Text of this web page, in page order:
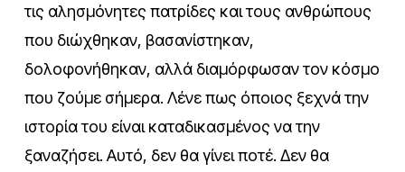
τις αλησμόνητες πατρίδες και τους ανθρώπους
που διώχθηκαν, βασανίστηκαν,
δολοφονήθηκαν, αλλά διαμόρφωσαν τον κόσμο
που ζούμε σήμερα. Λένε πως όποιος ξεχνά την
ιστορία του είναι καταδικασμένος να την
ξαναζήσει. Αυτό, δεν θα γίνει ποτέ. Δεν θα